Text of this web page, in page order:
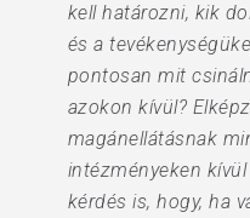
kell határozni, kik
és a
pontosan mit
azokon kívül?
magánellátásnak
intézményeken
kérdés is, hogy, ha